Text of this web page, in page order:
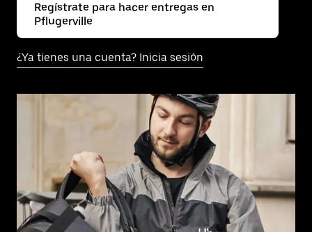
Regístrate para hacer entregas en
Pflugerville
¿Ya tienes una cuenta? Inicia sesión